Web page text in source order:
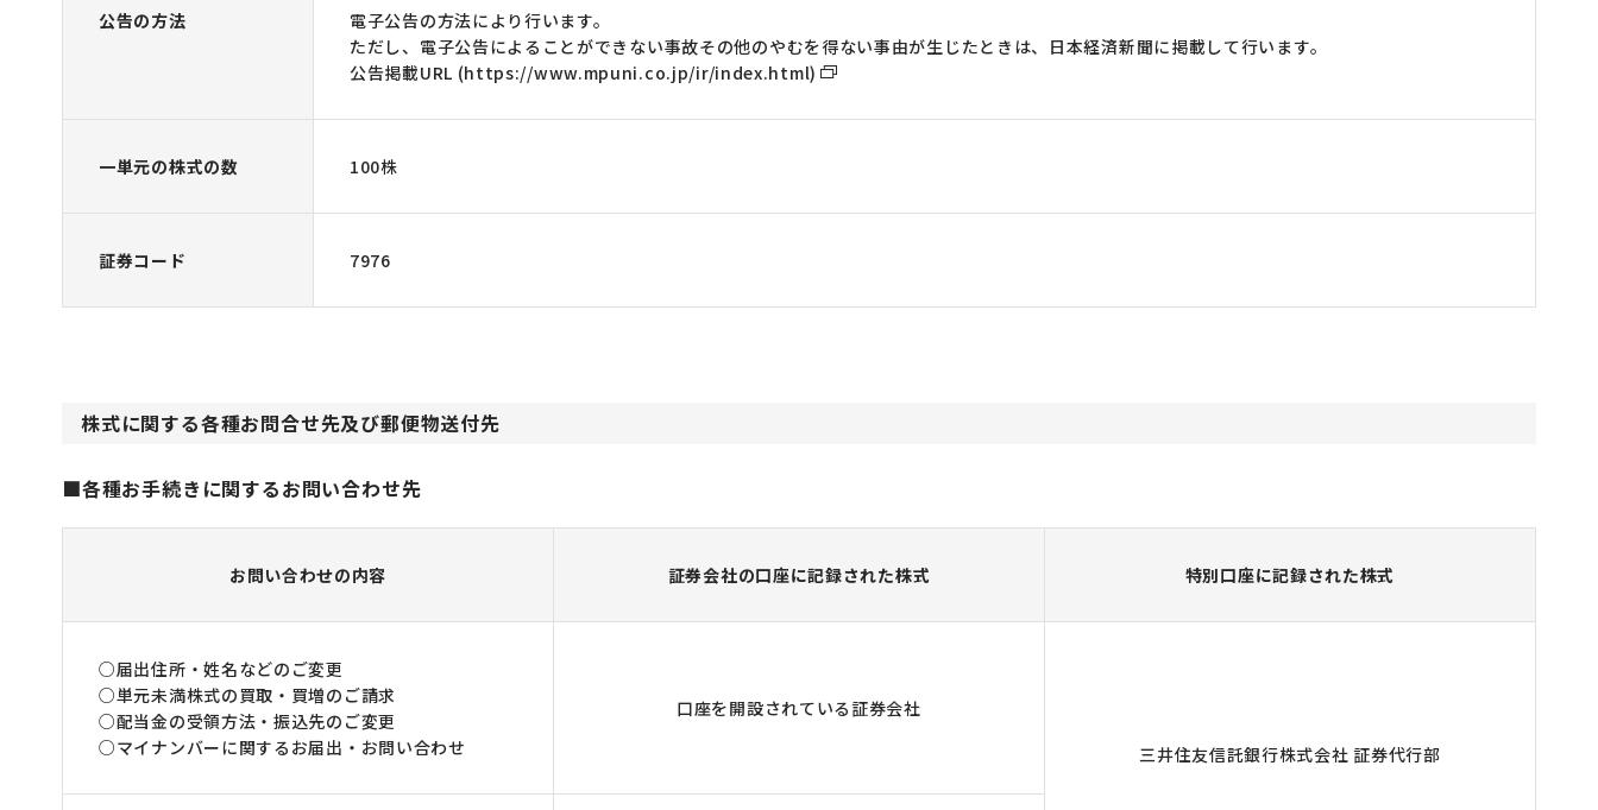
公告の方法
電子公告の方法により行います。
ただし、電子公告によることができない事故その他のやむを得ない事由が生じたときは、日本経済新聞に掲載して行います。
公告掲載URL (https://www.mpuni.co.jp/ir/index.html)
一単元の株式の数 100株
証券コード 7976
株式に関する各種お問合せ先及び郵便物送付先
■各種お手続きに関するお問い合わせ先
お問い合わせの内容 証券会社の口座に記録された株式 特別口座に記録された株式
届出住所・姓名などのご変更
単元未満株式の買取・買増のご請求
配当金の受領方法・振込先のご変更
マイナンバーに関するお届出・お問い合わせ
口座を開設されている証券会社
三井住友信託銀行株式会社 証券代行部